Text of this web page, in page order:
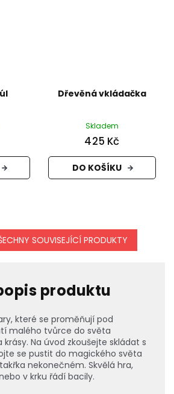
Dřevěná vkládačka
Skladem
425 Kč
DO KOŠÍKU
SOUVISEJÍCÍ PRODUKTY
produktu
které se proměňují pod
malého tvůrce do světa
Na úvod zkoušejte skládat s
se pustit do magického světa
nekonečném. Skvělá hra,
v krku řádí bacily.